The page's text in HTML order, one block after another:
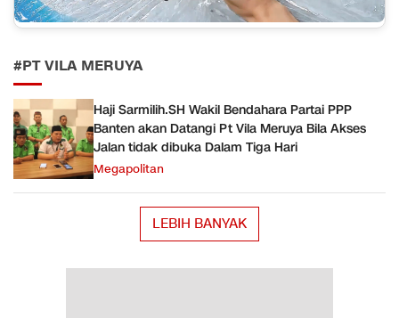
#PT VILA MERUYA
Haji Sarmilih.SH Wakil Bendahara Partai PPP
Banten akan Datangi Pt Vila Meruya Bila Akses
Jalan tidak dibuka Dalam Tiga Hari
Megapolitan
LEBIH BANYAK